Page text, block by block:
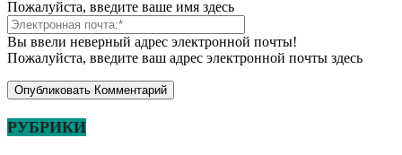
Пожалуйста, введите ваше имя здесь
Вы ввели неверный адрес электронной почты!
Пожалуйста, введите ваш адрес электронной почты здесь
РУБРИКИ